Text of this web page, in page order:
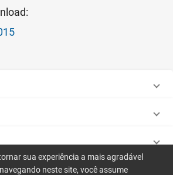
- Informática de Municípios Associados
sua experiência a mais agradável
neste site, você assume